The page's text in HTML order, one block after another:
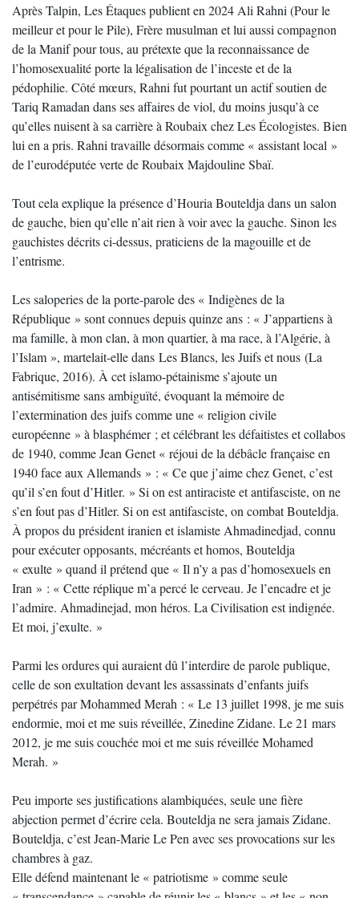
Après Talpin, Les Étaques publient en 2024 Ali Rahni (Pour le
meilleur et pour le Pile), Frère musulman et lui aussi compagnon
de la Manif pour tous, au prétexte que la reconnaissance de
l’homosexualité porte la légalisation de l’inceste et de la
pédophilie. Côté mœurs, Rahni fut pourtant un actif soutien de
Tariq Ramadan dans ses affaires de viol, du moins jusqu’à ce
qu’elles nuisent à sa carrière à Roubaix chez Les Écologistes. Bien
lui en a pris. Rahni travaille désormais comme « assistant local »
de l’eurodéputée verte de Roubaix Majdouline Sbaï.
Tout cela explique la présence d’Houria Bouteldja dans un salon
de gauche, bien qu’elle n’ait rien à voir avec la gauche. Sinon les
gauchistes décrits ci-dessus, praticiens de la magouille et de
l’entrisme.
Les saloperies de la porte-parole des « Indigènes de la
République » sont connues depuis quinze ans : « J’appartiens à
ma famille, à mon clan, à mon quartier, à ma race, à l’Algérie, à
l’Islam », martelait-elle dans Les Blancs, les Juifs et nous (La
Fabrique, 2016). À cet islamo-pétainisme s’ajoute un
antisémitisme sans ambiguïté, évoquant la mémoire de
l’extermination des juifs comme une « religion civile
européenne » à blasphémer ; et célébrant les défaitistes et collabos
de 1940, comme Jean Genet « réjoui de la débâcle française en
1940 face aux Allemands » : « Ce que j’aime chez Genet, c’est
qu’il s’en fout d’Hitler. » Si on est antiraciste et antifasciste, on ne
s’en fout pas d’Hitler. Si on est antifasciste, on combat Bouteldja.
À propos du président iranien et islamiste Ahmadinedjad, connu
pour exécuter opposants, mécréants et homos, Bouteldja
« exulte » quand il prétend que « Il n’y a pas d’homosexuels en
Iran » : « Cette réplique m’a percé le cerveau. Je l’encadre et je
l’admire. Ahmadinejad, mon héros. La Civilisation est indignée.
Et moi, j’exulte. »
Parmi les ordures qui auraient dû l’interdire de parole publique,
celle de son exultation devant les assassinats d’enfants juifs
perpétrés par Mohammed Merah : « Le 13 juillet 1998, je me suis
endormie, moi et me suis réveillée, Zinedine Zidane. Le 21 mars
2012, je me suis couchée moi et me suis réveillée Mohamed
Merah. »
Peu importe ses justifications alambiquées, seule une fière
abjection permet d’écrire cela. Bouteldja ne sera jamais Zidane.
Bouteldja, c’est Jean-Marie Le Pen avec ses provocations sur les
chambres à gaz.
Elle défend maintenant le « patriotisme » comme seule